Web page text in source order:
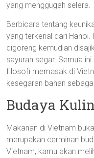
yang menggugah selera.
Berbicara tentang
yang terkenal dari
digoreng kemudian
sayuran segar. Semua
filosofi memasak di
kesegaran bahan
Budaya
Makanan di Vietnam
merupakan cerminan
Vietnam, kamu akan